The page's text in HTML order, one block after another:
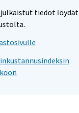
julkaistut tiedot löydät